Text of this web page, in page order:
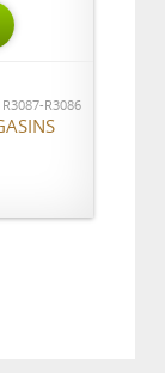
R3087-R3086